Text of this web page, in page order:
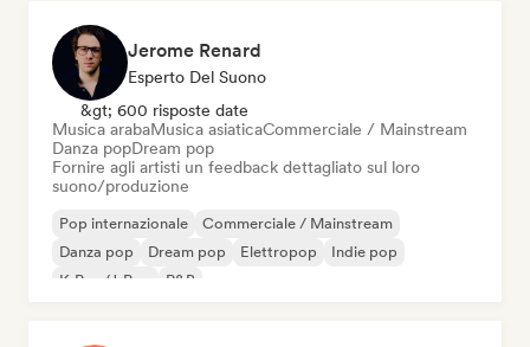
Jerome Renard
Esperto Del Suono
&gt; 600 risposte date
Musica arabaMusica asiaticaCommerciale / Mainstream
Danza popDream pop
Fornire agli artisti un feedback dettagliato sul loro
suono/produzione
Pop internazionale
Commerciale / Mainstream
Danza pop
Dream pop Elettropop
Indie pop
K-Pop/J-Pop
R&B